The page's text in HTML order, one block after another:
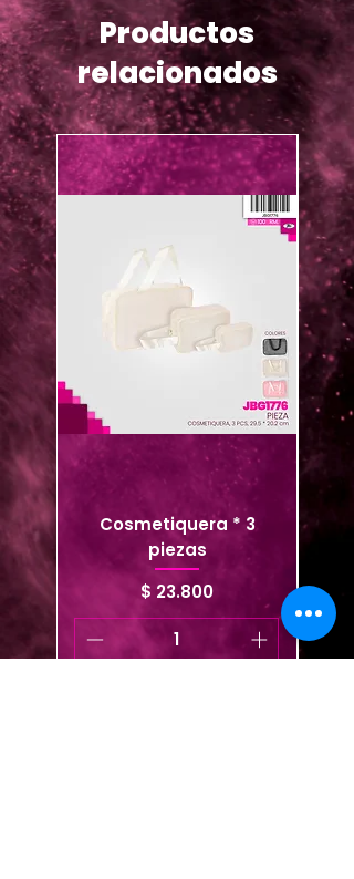
Productos
relacionados
Cosmetiquera * 3
piezas
Precio
$ 23.800